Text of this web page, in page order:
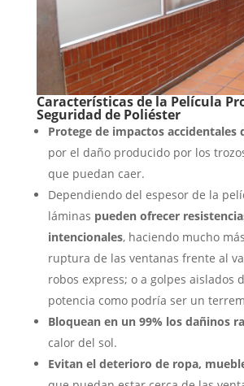
Características de la Película
Seguridad de Poliéster
Protege de impactos accidentales
por el daño producido por los
que puedan caer.
Dependiendo del espesor de la
láminas pueden ofrecer
intencionales, haciendo mucho
ruptura de las ventanas frente al
robos express; o a golpes aislados
potencia como podría ser un
Bloquean en un 99% los dañinos
calor del sol.
Evitan el deterioro de ropa,